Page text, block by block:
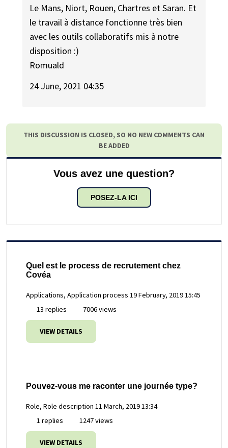
Le Mans, Niort, Rouen, Chartres et Saran. Et
le travail à distance fonctionne très bien
avec les outils collaboratifs mis à notre
disposition :)
Romuald
24 June, 2021 04:35
THIS DISCUSSION IS CLOSED, SO NO NEW COMMENTS CAN
BE ADDED
Vous avez une question?
POSEZ-LA ICI
Quel est le process de recrutement chez
Covéa
Applications, Application process 19 February, 2019 15:45
13 replies
7006 views
VIEW DETAILS
Pouvez-vous me raconter une journée type?
Role, Role description 11 March, 2019 13:34
1 replies
1247 views
VIEW DETAILS